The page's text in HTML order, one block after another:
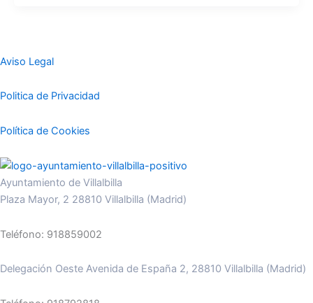
Aviso Legal
Politica de Privacidad
Política de Cookies
Ayuntamiento de Villalbilla
Plaza Mayor, 2 28810 Villalbilla (Madrid)
Teléfono: 918859002
Delegación Oeste Avenida de España 2, 28810 Villalbilla (Madrid)